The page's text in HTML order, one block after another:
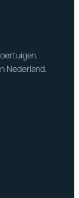
Nederland.